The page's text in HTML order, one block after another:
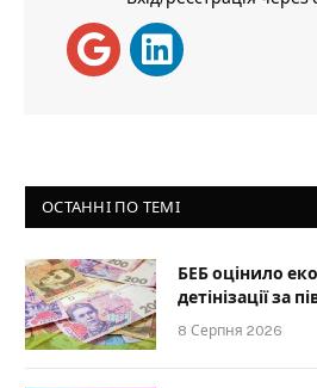
ОСТАННІ ПО ТЕМІ
БЕБ оцінило
детінізації за
8 Серпня 2026